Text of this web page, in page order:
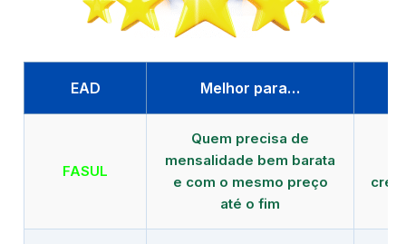
EAD Melhor para…
FASUL
Quem precisa de
mensalidade bem barata
e com o mesmo preço
até o fim